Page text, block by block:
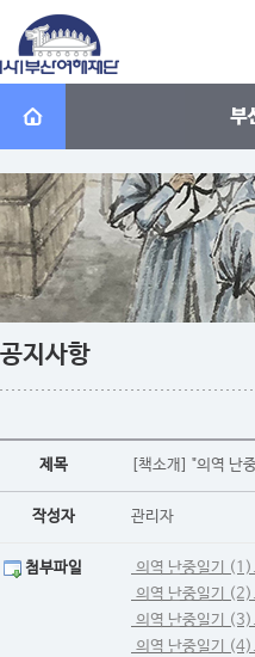
공지사항
제목 [책소개] "의역 난
작성자 관리자
첨부파일 의역 난중일기
의역 난중일기
의역 난중일기
의역 난중일기